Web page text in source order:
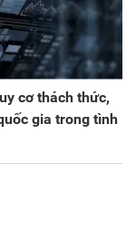
cơ thách thức,
gia trong tình